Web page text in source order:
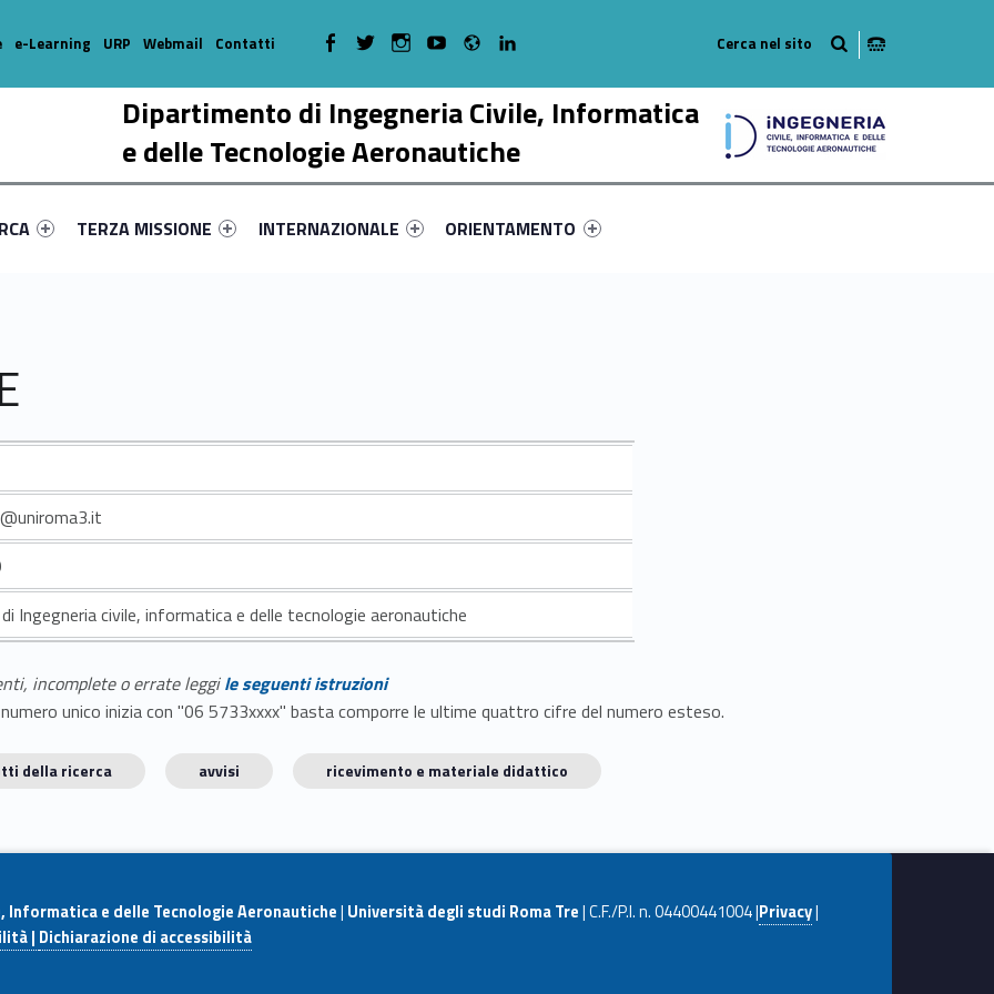
Dipartimento di Ingegneria Civile, Informatica
e delle Tecnologie Aeronautiche
primary-93956-17
#link-menu-primary-29635-38
Link identifier #link-menu-primary-10340-51
TERZA MISSIONE
Link identifier #link-menu-primary-53162-58
INTERNAZIONALE
Link identifier #link-menu-primary-12116-68
ORIENTAMENTO
e-Learning URP Webmail Contatti WebMan on Facebook
WebMan on TwitterWebMan on Instagram
WebMan on Youtube
Radio
Ingegneria civile, informatica e delle tecnologie aeronautiche
incomplete o errate leggile seguenti istruzioni
unico inizia con "06 5733xxxx" basta comporre le ultime quattro cifre del numero esteso.
della ricerca avvisi ricevimento e materiale didattico
Informatica e delle Tecnologie Aeronautiche| Università degli studi Roma Tre| C.F./P.I. n. 04400441004 |Privacy|
| Dichiarazione di accessibilità